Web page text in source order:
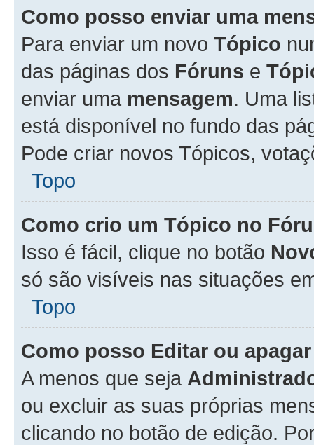
Como posso enviar uma
Para enviar um novo Tópico
das páginas dos Fóruns e
enviar uma mensagem. Uma
está disponível no fundo das
Pode criar novos Tópicos,
Topo
Como crio um Tópico no
Isso é fácil, clique no botão
só são visíveis nas situações
Topo
Como posso Editar ou
A menos que seja
ou excluir as suas próprias
clicando no botão de edição.